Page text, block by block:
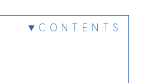
CONTENTS